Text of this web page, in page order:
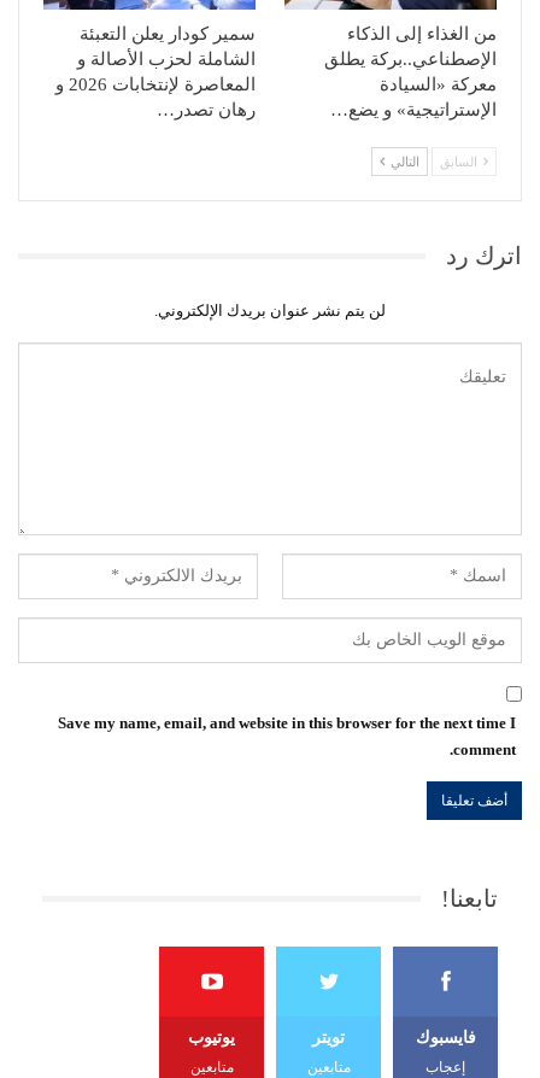
من الغذاء إلى الذكاء
الإصطناعي..بركة يطلق
معركة «السيادة
الإستراتيجية» و يضع…
سمير كودار يعلن التعبئة
الشاملة لحزب الأصالة و
المعاصرة لإنتخابات 2026 و
رهان تصدر…
السابق التالي
اترك رد
لن يتم نشر عنوان بريدك الإلكتروني.
Save my name, email, and website in this browser for the next time I
comment.
تابعنا!
فايسبوك
إعجاب
تويتر
متابعين
يوتيوب
متابعين